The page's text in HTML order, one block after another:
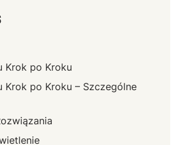
Krok po Kroku
Krok po Kroku – Szczególne